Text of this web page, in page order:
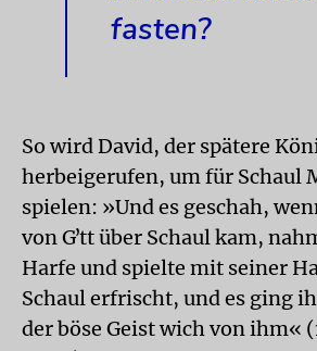
fasten?
So wird David, der spätere
herbeigerufen, um für Schaul
spielen: »Und es geschah,
von Gʼtt über Schaul kam,
Harfe und spielte mit seiner
Schaul erfrischt, und es ging
der böse Geist wich von ihm«